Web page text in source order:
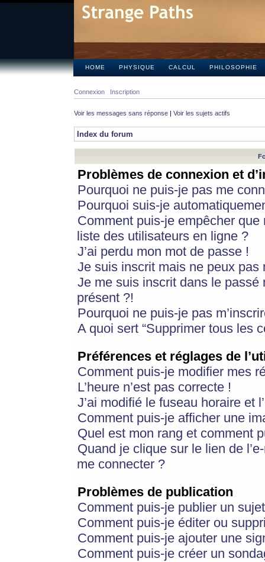
HOME PHYSIQUE CALCUL PHILOSOPHIE
Connexion Inscription
Voir les messages sans réponse | Voir les sujets actifs
Index du forum
Problèmes de connexion et
Pourquoi ne puis-je pas me
Pourquoi suis-je
Comment puis-je empêcher
liste des utilisateurs en ligne ?
J’ai perdu mon mot de passe !
Je suis inscrit mais ne peux pas
Je me suis inscrit dans le
présent ?!
Pourquoi ne puis-je pas
A quoi sert “Supprimer tous les
Préférences et réglages de
Comment puis-je modifier mes
L’heure n’est pas correcte !
J’ai modifié le fuseau horaire et
Comment puis-je afficher une
Quel est mon rang et comment
Quand je clique sur le lien de
me connecter ?
Problèmes de publication
Comment puis-je publier un
Comment puis-je éditer ou
Comment puis-je ajouter une
Comment puis-je créer un